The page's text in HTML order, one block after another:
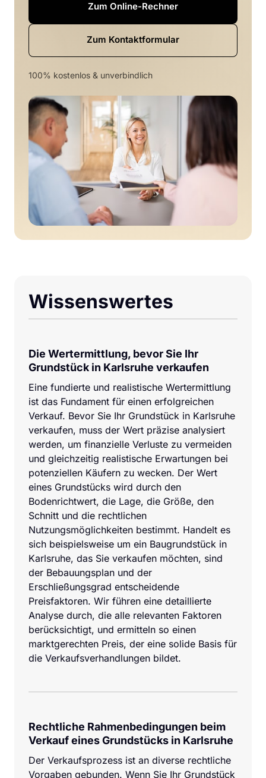
Zum Online-Rechner
Zum Kontaktformular
100% kostenlos & unverbindlich
Wissenswertes
Die Wertermittlung, bevor Sie Ihr
Grundstück in Karlsruhe verkaufen
Eine fundierte und realistische Wertermittlung
ist das Fundament für einen erfolgreichen
Verkauf. Bevor Sie Ihr Grundstück in Karlsruhe
verkaufen, muss der Wert präzise analysiert
werden, um finanzielle Verluste zu vermeiden
und gleichzeitig realistische Erwartungen bei
potenziellen Käufern zu wecken. Der Wert
eines Grundstücks wird durch den
Bodenrichtwert, die Lage, die Größe, den
Schnitt und die rechtlichen
Nutzungsmöglichkeiten bestimmt. Handelt es
sich beispielsweise um ein Baugrundstück in
Karlsruhe, das Sie verkaufen möchten, sind
der Bebauungsplan und der
Erschließungsgrad entscheidende
Preisfaktoren. Wir führen eine detaillierte
Analyse durch, die alle relevanten Faktoren
berücksichtigt, und ermitteln so einen
marktgerechten Preis, der eine solide Basis für
die Verkaufsverhandlungen bildet.
Rechtliche Rahmenbedingungen beim
Verkauf eines Grundstücks in Karlsruhe
Der Verkaufsprozess ist an diverse rechtliche
Vorgaben gebunden. Wenn Sie Ihr Grundstück